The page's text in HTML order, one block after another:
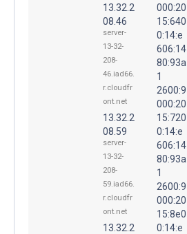
13.32.2
08.46
server-
13-32-
208-
46.iad66.
r.cloudfr
ont.net
13.32.2
08.59
server-
13-32-
208-
59.iad66.
r.cloudfr
ont.net
13.32.2
000:20
15:640
0:14:e
606:14
80:93a
1
2600:9
000:20
15:720
0:14:e
606:14
80:93a
1
2600:9
000:20
15:8e0
0:14:e